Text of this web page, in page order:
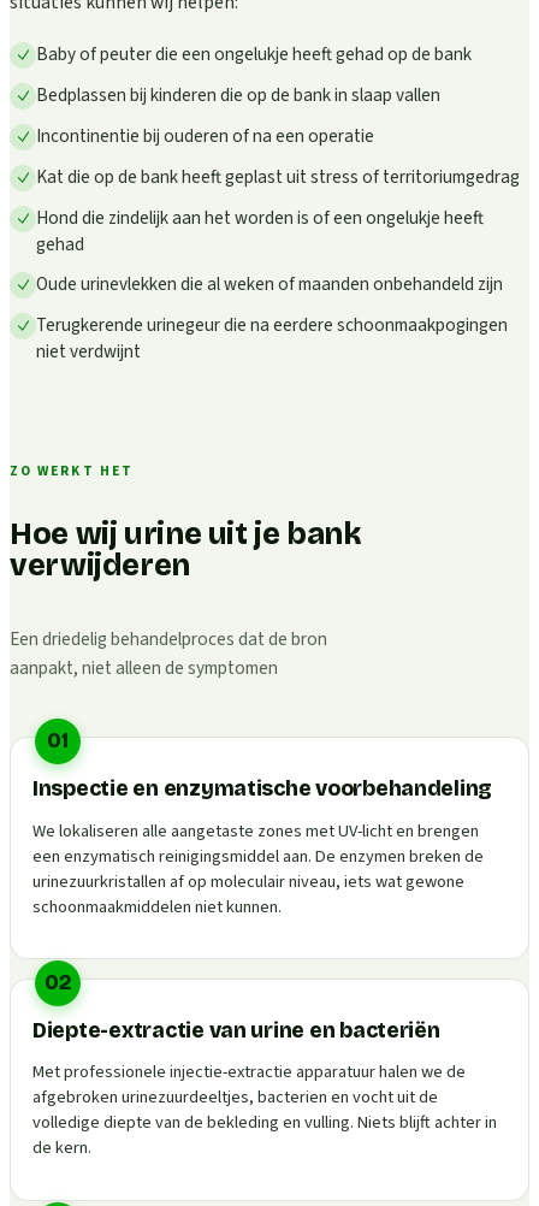
Baby of peuter die een ongelukje heeft gehad op de bank
Bedplassen bij kinderen die op de bank in slaap vallen
Incontinentie bij ouderen of na een operatie
Kat die op de bank heeft geplast uit stress of territoriumgedrag
Hond die zindelijk aan het worden is of een ongelukje heeft
gehad
Oude urinevlekken die al weken of maanden onbehandeld zijn
Terugkerende urinegeur die na eerdere schoonmaakpogingen
niet verdwijnt
ZO WERKT HET
Hoe wij urine uit je bank
verwijderen
Een driedelig behandelproces dat de bron
aanpakt, niet alleen de symptomen
01
Inspectie en enzymatische voorbehandeling
We lokaliseren alle aangetaste zones met UV-licht en brengen
een enzymatisch reinigingsmiddel aan. De enzymen breken de
urinezuurkristallen af op moleculair niveau, iets wat gewone
schoonmaakmiddelen niet kunnen.
02
Diepte-extractie van urine en bacteriën
Met professionele injectie-extractie apparatuur halen we de
afgebroken urinezuurdeeltjes, bacterien en vocht uit de
volledige diepte van de bekleding en vulling. Niets blijft achter in
de kern.